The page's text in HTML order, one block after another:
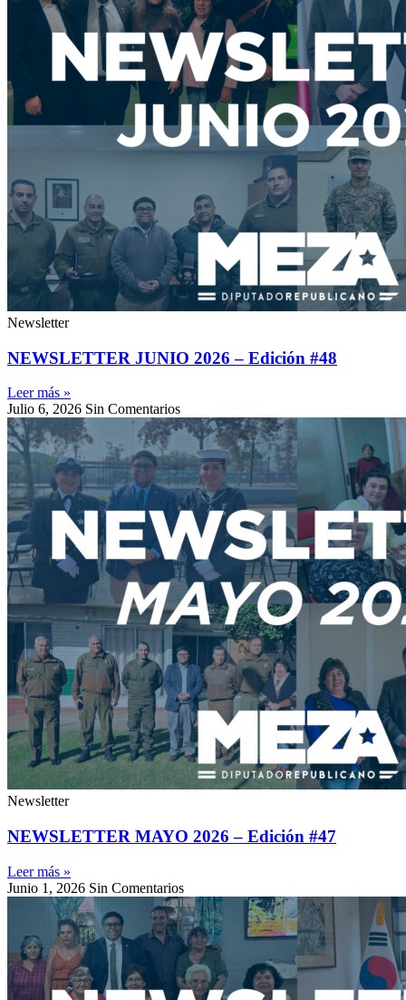
Newsletter
NEWSLETTER JUNIO 2026 – Edición #48
Leer más »
Julio 6, 2026 Sin Comentarios
Newsletter
NEWSLETTER MAYO 2026 – Edición #47
Leer más »
Junio 1, 2026 Sin Comentarios